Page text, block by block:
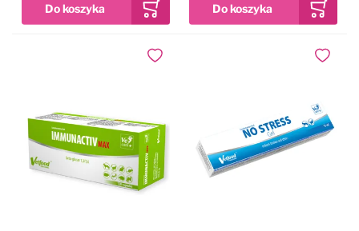
Dodaj do ulubionych Dodaj